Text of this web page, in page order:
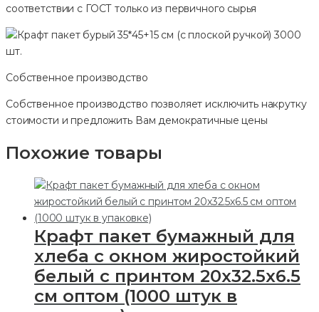
соответствии с ГОСТ только из первичного сырья
Собственное производство
Собственное производство позволяет исключить накрутку
стоимости и предложить Вам демократичные цены
Похожие товары
Крафт пакет бумажный для
хлеба с окном жиростойкий
белый с принтом 20х32.5х6.5
см оптом (1000 штук в